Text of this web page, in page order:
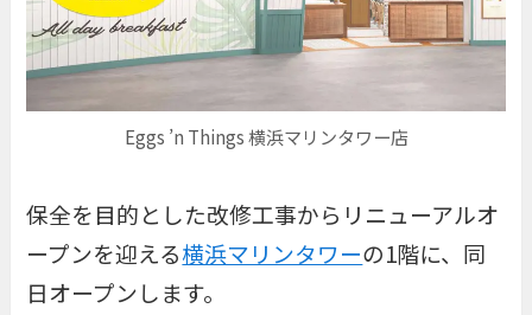
Eggs ’n Things 横浜マリンタワー店
保全を目的とした改修工事からリニューアルオ
ープンを迎える横浜マリンタワーの1階に、同
日オープンします。